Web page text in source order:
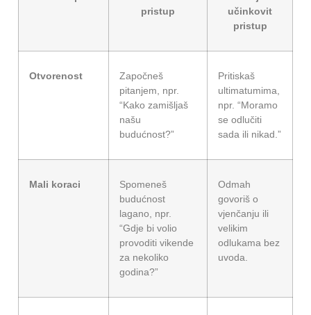
pristup
učinkovit
pristup
Otvorenost
Započneš
pitanjem, npr.
“Kako zamišljaš
našu
budućnost?”
Pritiskaš
ultimatumima,
npr. “Moramo
se odlučiti
sada ili nikad.”
Mali koraci
Spomeneš
budućnost
lagano, npr.
“Gdje bi volio
provoditi vikende
za nekoliko
godina?”
Odmah
govoriš o
vjenčanju ili
velikim
odlukama bez
uvoda.